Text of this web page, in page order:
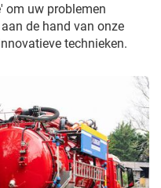
om uw problemen
de hand van onze
technieken.